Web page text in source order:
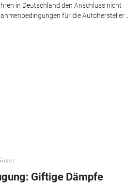
in Deutschland den Anschluss nicht
für die Autohersteller...
Giftige Dämpfe